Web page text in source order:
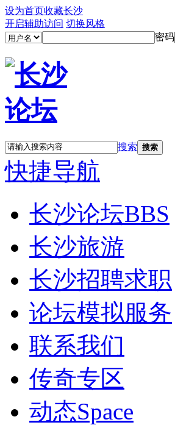
设为首页收藏长沙
开启辅助访问 切换风格
密码
搜索 搜索
快捷导航
长沙论坛BBS
长沙旅游
长沙招聘求职
论坛模拟服务
联系我们
传奇专区
动态Space